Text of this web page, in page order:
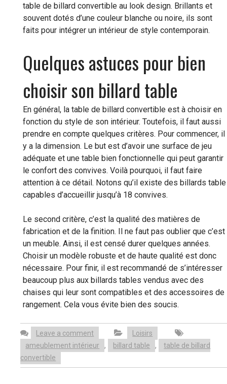
table de billard convertible au look design. Brillants et
souvent dotés d’une couleur blanche ou noire, ils sont
faits pour intégrer un intérieur de style contemporain.
Quelques astuces pour bien
choisir son billard table
En général, la table de billard convertible est à choisir en
fonction du style de son intérieur. Toutefois, il faut aussi
prendre en compte quelques critères. Pour commencer, il
y a la dimension. Le but est d’avoir une surface de jeu
adéquate et une table bien fonctionnelle qui peut garantir
le confort des convives. Voilà pourquoi, il faut faire
attention à ce détail. Notons qu’il existe des billards table
capables d’accueillir jusqu’à 18 convives.
Le second critère, c’est la qualité des matières de
fabrication et de la finition. Il ne faut pas oublier que c’est
un meuble. Ainsi, il est censé durer quelques années.
Choisir un modèle robuste et de haute qualité est donc
nécessaire. Pour finir, il est recommandé de s’intéresser
beaucoup plus aux billards tables vendus avec des
chaises qui leur sont compatibles et des accessoires de
rangement. Cela vous évite bien des soucis.
Leave a comment
Loisirs
ameublement intérieur
, billard table ,
table de billard
convertible